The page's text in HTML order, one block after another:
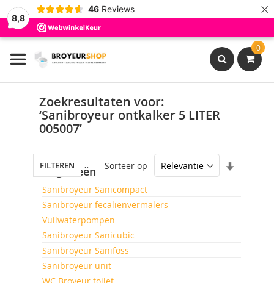
8,8
46 Reviews ×
Ga
naar
de
0
Search
Zoekresultaten voor:
‘Sanibroyeur ontkalker 5 LITER
005007’
Sorteer op
FILTEREN
Categorieën
Sanibroyeur Sanicompact
Sanibroyeur fecaliënvermalers
Vuilwaterpompen
Sanibroyeur Sanicubic
Sanibroyeur Sanifoss
Sanibroyeur unit